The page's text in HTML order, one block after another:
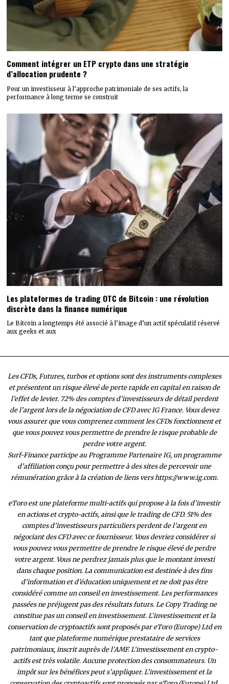
Comment intégrer un ETP crypto dans une stratégie
d’allocation prudente ?
Pour un investisseur à l’approche patrimoniale de ses actifs, la
performance à long terme se construit
Les plateformes de trading OTC de Bitcoin : une révolution
discrète dans la finance numérique
Le Bitcoin a longtemps été associé à l’image d’un actif spéculatif réservé
aux geeks et aux
Les CFDs, Futures, turbos et options sont des instruments complexes
et présentent un risque élevé de perte rapide en capital en raison de
l’effet de levier. 72% des comptes d’investisseurs de détail perdent
de l’argent lors de la négociation de CFD avec IG France. Vous devez
vous assurer que vous comprenez comment les CFDs fonctionnent et
que vous pouvez vous permettre de prendre le risque probable de
perdre votre argent.
Surf-Finance participe au Programme Partenaire IG, un programme
d’affiliation conçu pour permettre à des sites de percevoir une
rémunération grâce à la création de liens vers https://www.ig.com.
eToro est une plateforme multi-actifs qui propose à la fois d’investir
en actions et crypto-actifs, ainsi que le trading de CFD. 51% des
comptes d’investisseurs particuliers perdent de l’argent en
négociant des CFD avec ce fournisseur. Vous devriez considérer si
vous pouvez vous permettre de prendre le risque élevé de perdre
votre argent. Vous ne perdrez jamais plus que le montant investi
dans chaque position. La communication est destinée à des fins
d’information et d’éducation uniquement et ne doit pas être
considéré comme un conseil en investissement. Les performances
passées ne préjugent pas des résultats futurs. Le Copy Trading ne
constitue pas un conseil en investissement. L’investissement et la
conservation de cryptoactifs sont proposés par eToro (Europe) Ltd en
tant que plateforme numérique prestataire de services
patrimoniaux, inscrit auprès de l’AMF. L’investissement en crypto-
actifs est très volatile. Aucune protection des consommateurs. Un
impôt sur les bénéfices peut s’appliquer. L’investissement et la